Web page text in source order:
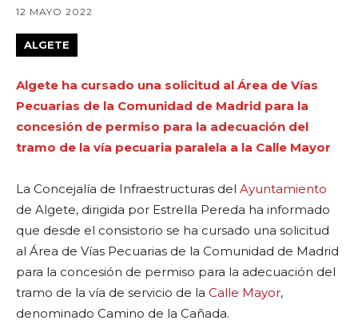
12 MAYO 2022
ALGETE
Algete ha cursado una solicitud al Área de Vías
Pecuarias de la Comunidad de Madrid para la
concesión de permiso para la adecuación del
tramo de la vía pecuaria paralela a la Calle Mayor
La Concejalía de Infraestructuras del Ayuntamiento
de Algete, dirigida por Estrella Pereda ha informado
que desde el consistorio se ha cursado una solicitud
al Área de Vías Pecuarias de la Comunidad de Madrid
para la concesión de permiso para la adecuación del
tramo de la vía de servicio de la Calle Mayor,
denominado Camino de la Cañada.